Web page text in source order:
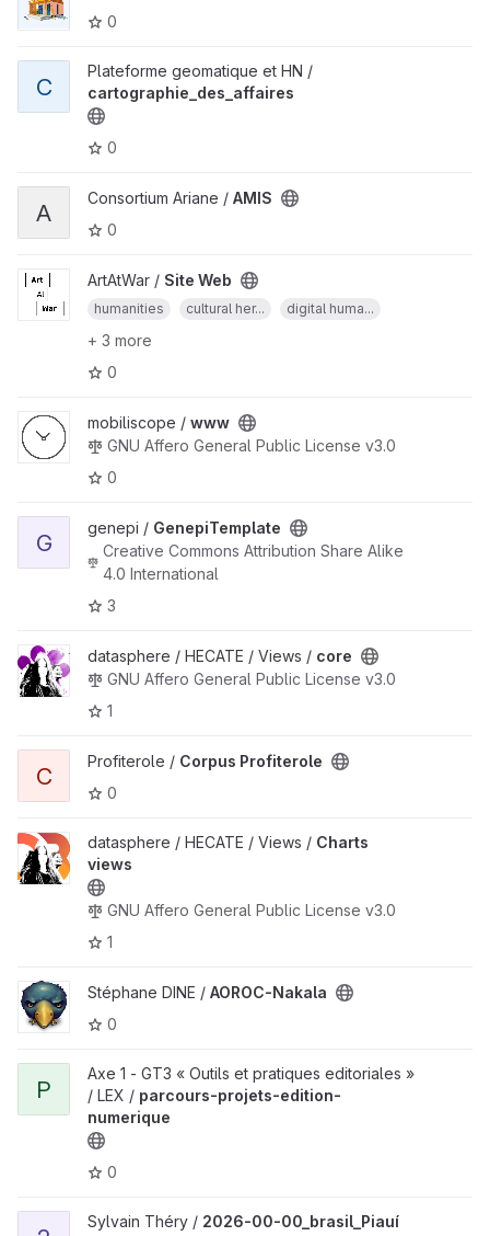
0
C
Plateforme geomatique et HN /
cartographie_des_affaires
0
A
Consortium Ariane / AMIS
0
ArtAtWar / Site Web
humanities cultural her... digital huma...
+ 3 more
0
mobiliscope / www
GNU Affero General Public License v3.0
0
G
genepi / GenepiTemplate
Creative Commons Attribution Share Alike
4.0 International
3
datasphere / HECATE / Views / core
GNU Affero General Public License v3.0
1
C
Profiterole / Corpus Profiterole
0
datasphere / HECATE / Views / Charts
views
GNU Affero General Public License v3.0
1
Stéphane DINE / AOROC-Nakala
0
P
Axe 1 - GT3 « Outils et pratiques editoriales »
/ LEX / parcours-projets-edition-
numerique
0
Sylvain Théry / 2026-00-00_brasil_Piauí